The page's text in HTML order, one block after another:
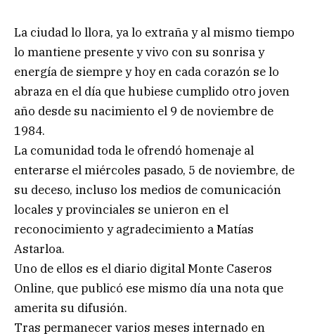
La ciudad lo llora, ya lo extraña y al mismo tiempo
lo mantiene presente y vivo con su sonrisa y
energía de siempre y hoy en cada corazón se lo
abraza en el día que hubiese cumplido otro joven
año desde su nacimiento el 9 de noviembre de
1984.
La comunidad toda le ofrendó homenaje al
enterarse el miércoles pasado, 5 de noviembre, de
su deceso, incluso los medios de comunicación
locales y provinciales se unieron en el
reconocimiento y agradecimiento a Matías
Astarloa.
Uno de ellos es el diario digital Monte Caseros
Online, que publicó ese mismo día una nota que
amerita su difusión.
Tras permanecer varios meses internado en